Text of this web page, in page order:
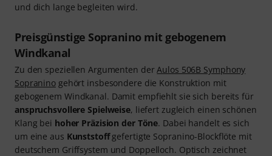
und dich lange begleiten wird.
Preisgünstige Sopranino mit gebogenem
Windkanal
Zu den speziellen Argumenten derAulos 506B Symphony
Sopranino gehört insbesondere die Konstruktion mit
gebogenem Windkanal. Damit empfiehlt sie sich bereits für
anspruchsvollere Spielweise, liefert zugleich einen schönen
Klang bei hoher Präzision der Töne. Dabei handelt es sich
um eine aus Kunststoffgefertigte Sopranino-Blockflöte mit
deutschem Griffsystem und Doppelloch. Optisch zeichnet